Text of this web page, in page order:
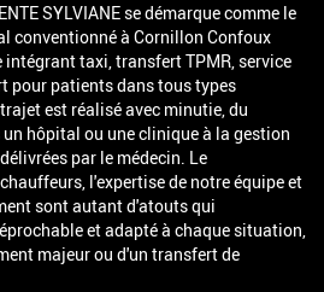
SYLVIANE se démarque comme le
conventionné à Cornillon Confoux
taxi, transfert TPMR, service
pour patients dans tous types
est réalisé avec minutie, du
hôpital ou une clinique à la gestion
par le médecin. Le
l'expertise de notre équipe et
sont autant d'atouts qui
et adapté à chaque situation,
majeur ou d'un transfert de